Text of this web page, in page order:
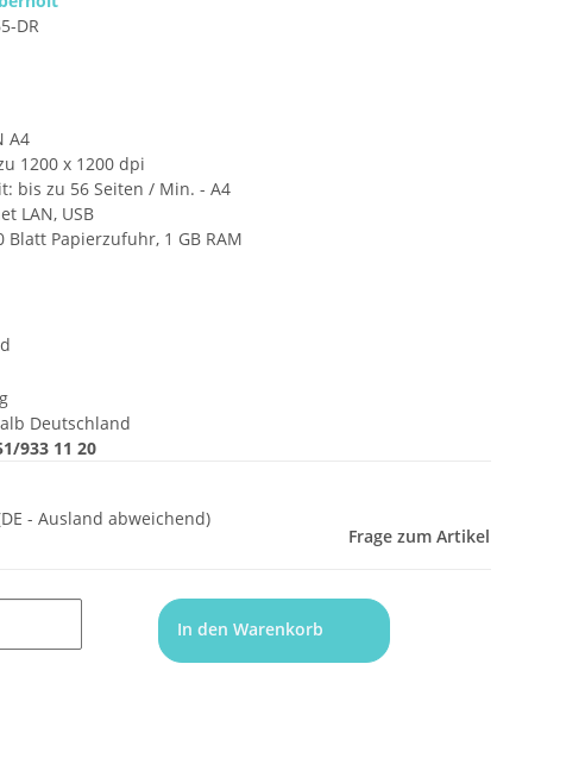
DR
A4
1200 x 1200 dpi
bis zu 56 Seiten / Min. - A4
LAN, USB
Blatt Papierzufuhr, 1 GB RAM
Deutschland
933 11 20
- Ausland abweichend)
Frage zum Artikel
In den Warenkorb